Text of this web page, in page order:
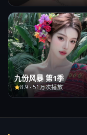
九份风暴 第1季
8.9 · 51万次播放